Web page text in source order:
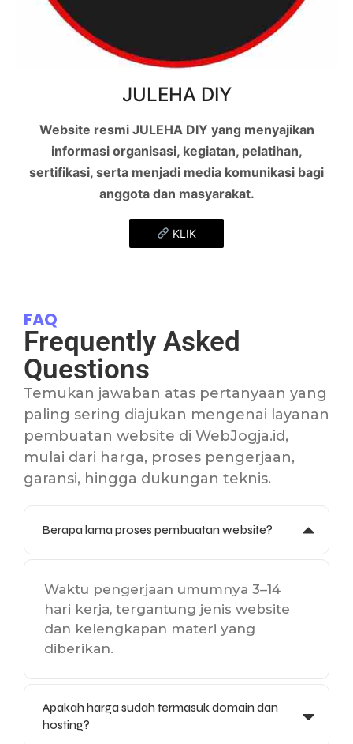
JULEHA DIY
Website resmi JULEHA DIY yang menyajikan
informasi organisasi, kegiatan, pelatihan,
sertifikasi, serta menjadi media komunikasi bagi
anggota dan masyarakat.
KLIK
FAQ
Frequently Asked
Questions
Temukan jawaban atas pertanyaan yang
paling sering diajukan mengenai layanan
pembuatan website di WebJogja.id,
mulai dari harga, proses pengerjaan,
garansi, hingga dukungan teknis.
Berapa lama proses pembuatan website?
Waktu pengerjaan umumnya 3–14
hari kerja, tergantung jenis website
dan kelengkapan materi yang
diberikan.
Apakah harga sudah termasuk domain dan
hosting?